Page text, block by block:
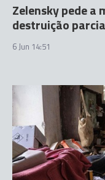
Zelensky pede a
destruição
6 Jun 14:51